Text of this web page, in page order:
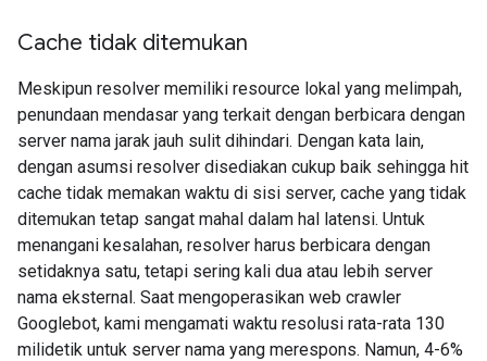
Cache tidak ditemukan
Meskipun resolver memiliki resource lokal yang melimpah,
penundaan mendasar yang terkait dengan berbicara dengan
server nama jarak jauh sulit dihindari. Dengan kata lain,
dengan asumsi resolver disediakan cukup baik sehingga hit
cache tidak memakan waktu di sisi server, cache yang tidak
ditemukan tetap sangat mahal dalam hal latensi. Untuk
menangani kesalahan, resolver harus berbicara dengan
setidaknya satu, tetapi sering kali dua atau lebih server
nama eksternal. Saat mengoperasikan web crawler
Googlebot, kami mengamati waktu resolusi rata-rata 130
milidetik untuk server nama yang merespons. Namun, 4-6%